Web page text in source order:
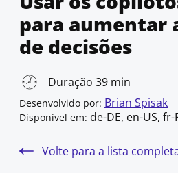
para aumentar
de decisões
Duração 39 min
Desenvolvido por: Brian Spisak
Disponível em: de-DE, en-US, fr-
Volte para a lista